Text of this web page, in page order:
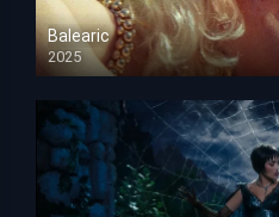
Balearic
2025
HD 1080p